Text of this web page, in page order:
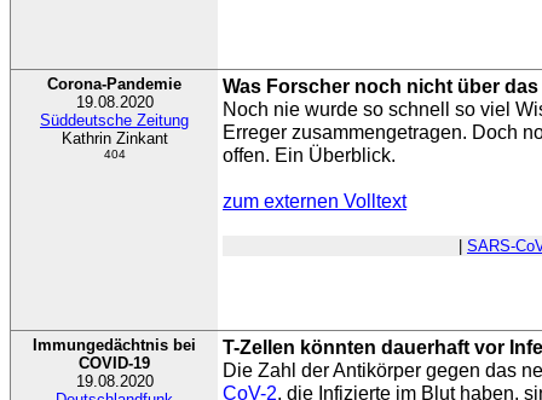
Corona-Pandemie
19.08.2020
Süddeutsche Zeitung
Kathrin Zinkant
404
Was Forscher noch nicht über
Noch nie wurde so schnell so viel
Erreger zusammengetragen. Doch
offen. Ein Überblick.
zum externen Volltext
SARS-
Immungedächtnis bei
COVID-19
19.08.2020
T-Zellen könnten dauerhaft vor
Die Zahl der Antikörper gegen das
CoV-2, die Infizierte im Blut haben,